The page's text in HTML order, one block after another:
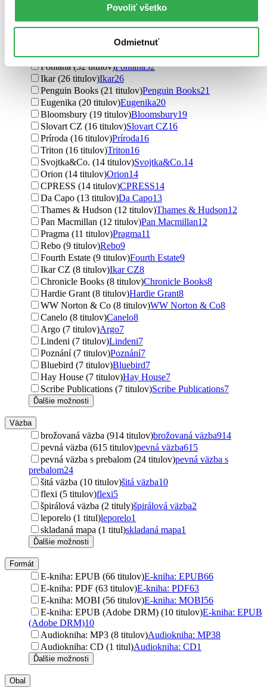
Povoliť všetko
Odmietnuť
Vydavateľstvo
HarperCollins (43 titulov)HarperCollins
Grada (42 titulov)Grada42
Fontána (32 titulov)Fontána32
Ikar (26 titulov)Ikar26
Penguin Books (21 titulov)Penguin Books21
Eugenika (20 titulov)Eugenika20
Bloomsbury (19 titulov)Bloomsbury19
Slovart CZ (16 titulov)Slovart CZ16
Príroda (16 titulov)Príroda16
Triton (16 titulov)Triton16
Svojtka&Co. (14 titulov)Svojtka&Co.14
Orion (14 titulov)Orion14
CPRESS (14 titulov)CPRESS14
Da Capo (13 titulov)Da Capo13
Thames & Hudson (12 titulov)Thames & Hudson12
Pan Macmillan (12 titulov)Pan Macmillan12
Pragma (11 titulov)Pragma11
Rebo (9 titulov)Rebo9
Fourth Estate (9 titulov)Fourth Estate9
Ikar CZ (8 titulov)Ikar CZ8
Chronicle Books (8 titulov)Chronicle Books8
Hardie Grant (8 titulov)Hardie Grant8
WW Norton & Co (8 titulov)WW Norton & Co8
Canelo (8 titulov)Canelo8
Argo (7 titulov)Argo7
Lindeni (7 titulov)Lindeni7
Poznání (7 titulov)Poznání7
Bluebird (7 titulov)Bluebird7
Hay House (7 titulov)Hay House7
Scribe Publications (7 titulov)Scribe Publications7
Ďalšie možnosti
Väzba
brožovaná väzba (914 titulov)brožovaná väzba914
pevná väzba (615 titulov)pevná väzba615
pevná väzba s prebalom (24 titulov)pevná väzba s
prebalom24
šitá väzba (10 titulov)šitá väzba10
flexi (5 titulov)flexi5
špirálová väzba (2 tituly)špirálová väzba2
leporelo (1 titul)leporelo1
skladaná mapa (1 titul)skladaná mapa1
Ďalšie možnosti
Formát
E-kniha: EPUB (66 titulov)E-kniha: EPUB66
E-kniha: PDF (63 titulov)E-kniha: PDF63
E-kniha: MOBI (56 titulov)E-kniha: MOBI56
E-kniha: EPUB (Adobe DRM) (10 titulov)E-kniha: EPUB
(Adobe DRM)10
Audiokniha: MP3 (8 titulov)Audiokniha: MP38
Audiokniha: CD (1 titul)Audiokniha: CD1
Ďalšie možnosti
Obal